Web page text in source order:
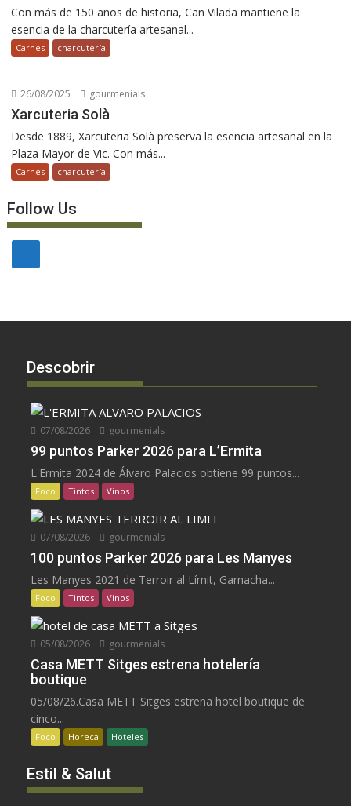
Con más de 150 años de historia, Can Vilada mantiene la
esencia de la charcutería artesanal...
Carnes charcutería
26/08/2025 gourmenials
Xarcuteria Solà
Desde 1889, Xarcuteria Solà preserva la esencia artesanal en la
Plaza Mayor de Vic. Con más...
Carnes charcutería
Follow Us
Descobrir
07/08/2026 gourmenials
99 puntos Parker 2026 para L’Ermita
L'Ermita 2024 de Álvaro Palacios obtiene 99 puntos...
Foco Tintos Vinos
07/08/2026 gourmenials
100 puntos Parker 2026 para Les Manyes
Les Manyes 2021 de Terroir al Límit, Garnacha...
Foco Tintos Vinos
05/08/2026 gourmenials
Casa METT Sitges estrena hotelería
boutique
05/08/26.Casa METT Sitges estrena hotel boutique de
cinco...
Foco Horeca Hoteles
Estil & Salut